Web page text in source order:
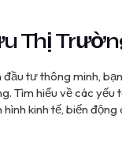
Thị
tư thông minh,
Tìm hiểu về các yếu
kinh tế, biến động